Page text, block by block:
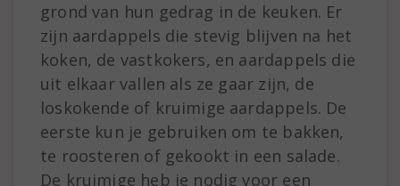
grond van hun gedrag in de keuken. Er
zijn aardappels die stevig blijven na het
koken, de vastkokers, en aardappels die
uit elkaar vallen als ze gaar zijn, de
loskokende of kruimige aardappels. De
eerste kun je gebruiken om te bakken,
te roosteren of gekookt in een salade.
De kruimige heb je nodig voor een